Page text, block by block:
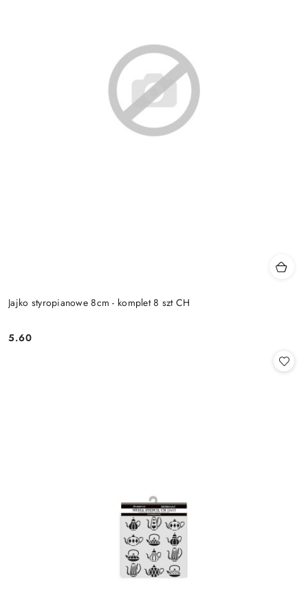
Jajko styropianowe 8cm - komplet 8 szt CH
Cena:
5.60